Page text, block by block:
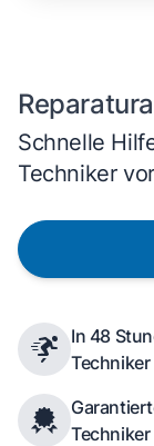
Schnelle
Techniker
In 48
Techniker